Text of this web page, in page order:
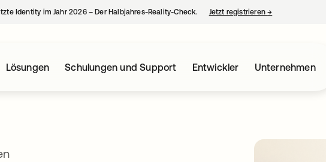
Identity im Jahr 2026 – Der Halbjahres-Reality-Check. Jetzt registrieren→
Lösungen Schulungen und Support Entwickler Unternehmen